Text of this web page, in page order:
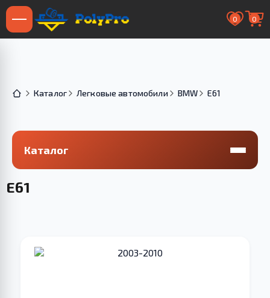
0 0
Каталог Легковые автомобили BMW E61
Каталог
E61